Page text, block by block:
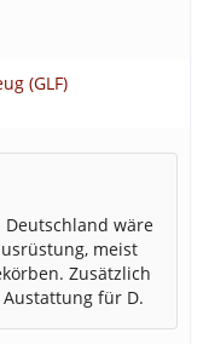
(GLF)
wäre
meist
Zusätzlich
für D.